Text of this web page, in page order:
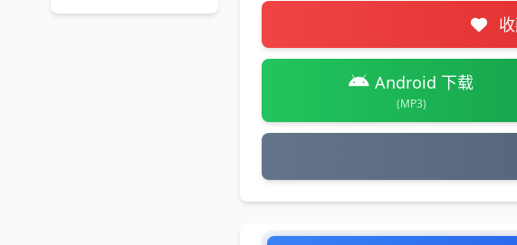
Android 下载
(MP3)